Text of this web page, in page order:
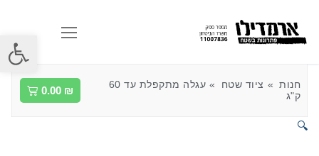
פתח
חנות ציוד שטח
עגלה מתקפלת עד 60
ק"ג
0.00 ₪
🔍